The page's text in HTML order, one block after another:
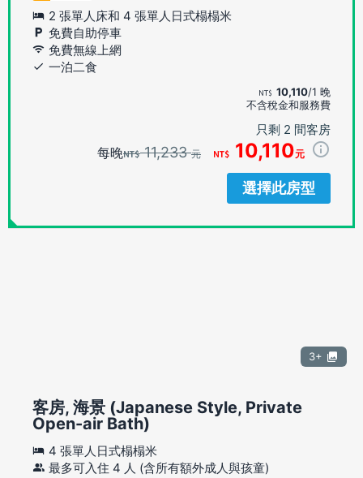
2 張單人床和 4 張單人日式榻榻米
免費自助停車
免費無線上網
一泊二食
10,110/1 晚
不含稅金和服務費
只剩 2 間客房
每晚 11,233元 10,110元
選擇此房型
3+
客房, 海景 (Japanese Style, Private
Open-air Bath)
4 張單人日式榻榻米
最多可入住 4 人 (含所有額外成人與孩童)